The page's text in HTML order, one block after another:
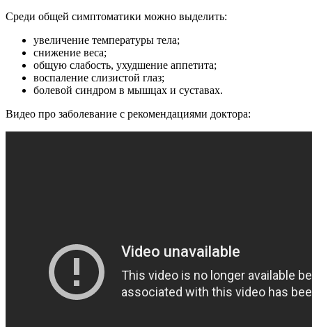
Среди общей симптоматики можно выделить:
увеличение температуры тела;
снижение веса;
общую слабость, ухудшение аппетита;
воспаление слизистой глаз;
болевой синдром в мышцах и суставах.
Видео про заболевание с рекомендациями доктора: